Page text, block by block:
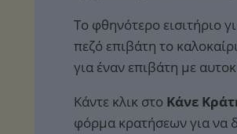
Το φθηνότερο εισιτήριο
πεζό επιβάτη το
για έναν επιβάτη με
Κάντε κλικ στο Κάνε
φόρμα κρατήσεων για να